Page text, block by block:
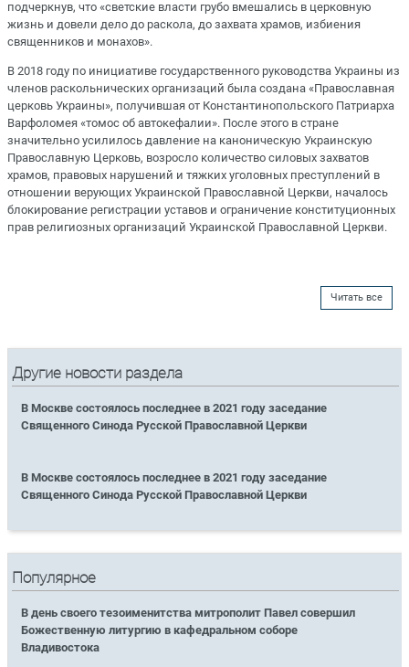
подчеркнув, что «светские власти грубо вмешались в церковную
жизнь и довели дело до раскола, до захвата храмов, избиения
священников и монахов».
В 2018 году по инициативе государственного руководства Украины из
членов раскольнических организаций была создана «Православная
церковь Украины», получившая от Константинопольского Патриарха
Варфоломея «томос об автокефалии». После этого в стране
значительно усилилось давление на каноническую Украинскую
Православную Церковь, возросло количество силовых захватов
храмов, правовых нарушений и тяжких уголовных преступлений в
отношении верующих Украинской Православной Церкви, началось
блокирование регистрации уставов и ограничение конституционных
прав религиозных организаций Украинской Православной Церкви.
Читать все
Другие новости раздела
В Москве состоялось последнее в 2021 году заседание
Священного Синода Русской Православной Церкви
В Москве состоялось последнее в 2021 году заседание
Священного Синода Русской Православной Церкви
Популярное
В день своего тезоименитства митрополит Павел совершил
Божественную литургию в кафедральном соборе
Владивостока